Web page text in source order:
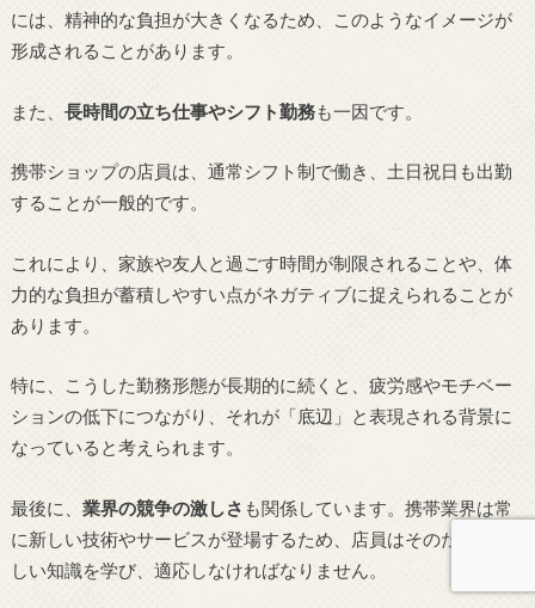
には、精神的な負担が大きくなるため、このようなイメージが
形成されることがあります。
また、 長時間の立ち仕事やシフト勤務も一因です。
携帯ショップの店員は、通常シフト制で働き、土日祝日も出勤
することが一般的です。
これにより、家族や友人と過ごす時間が制限されることや、体
力的な負担が蓄積しやすい点がネガティブに捉えられることが
あります。
特に、こうした勤務形態が長期的に続くと、疲労感やモチベー
ションの低下につながり、それが「底辺」と表現される背景に
なっていると考えられます。
最後に、 業界の競争の激しさ も関係しています。携帯業界は常
に新しい技術やサービスが登場するため、店員はそのたびに新
しい知識を学び、適応しなければなりません。